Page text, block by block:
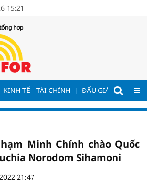
15:21
hợp
KINH TẾ - TÀI CHÍNH ĐẤU GIÁ - ĐẤU
Minh Chính chào Quốc
Norodom Sihamoni
21:47